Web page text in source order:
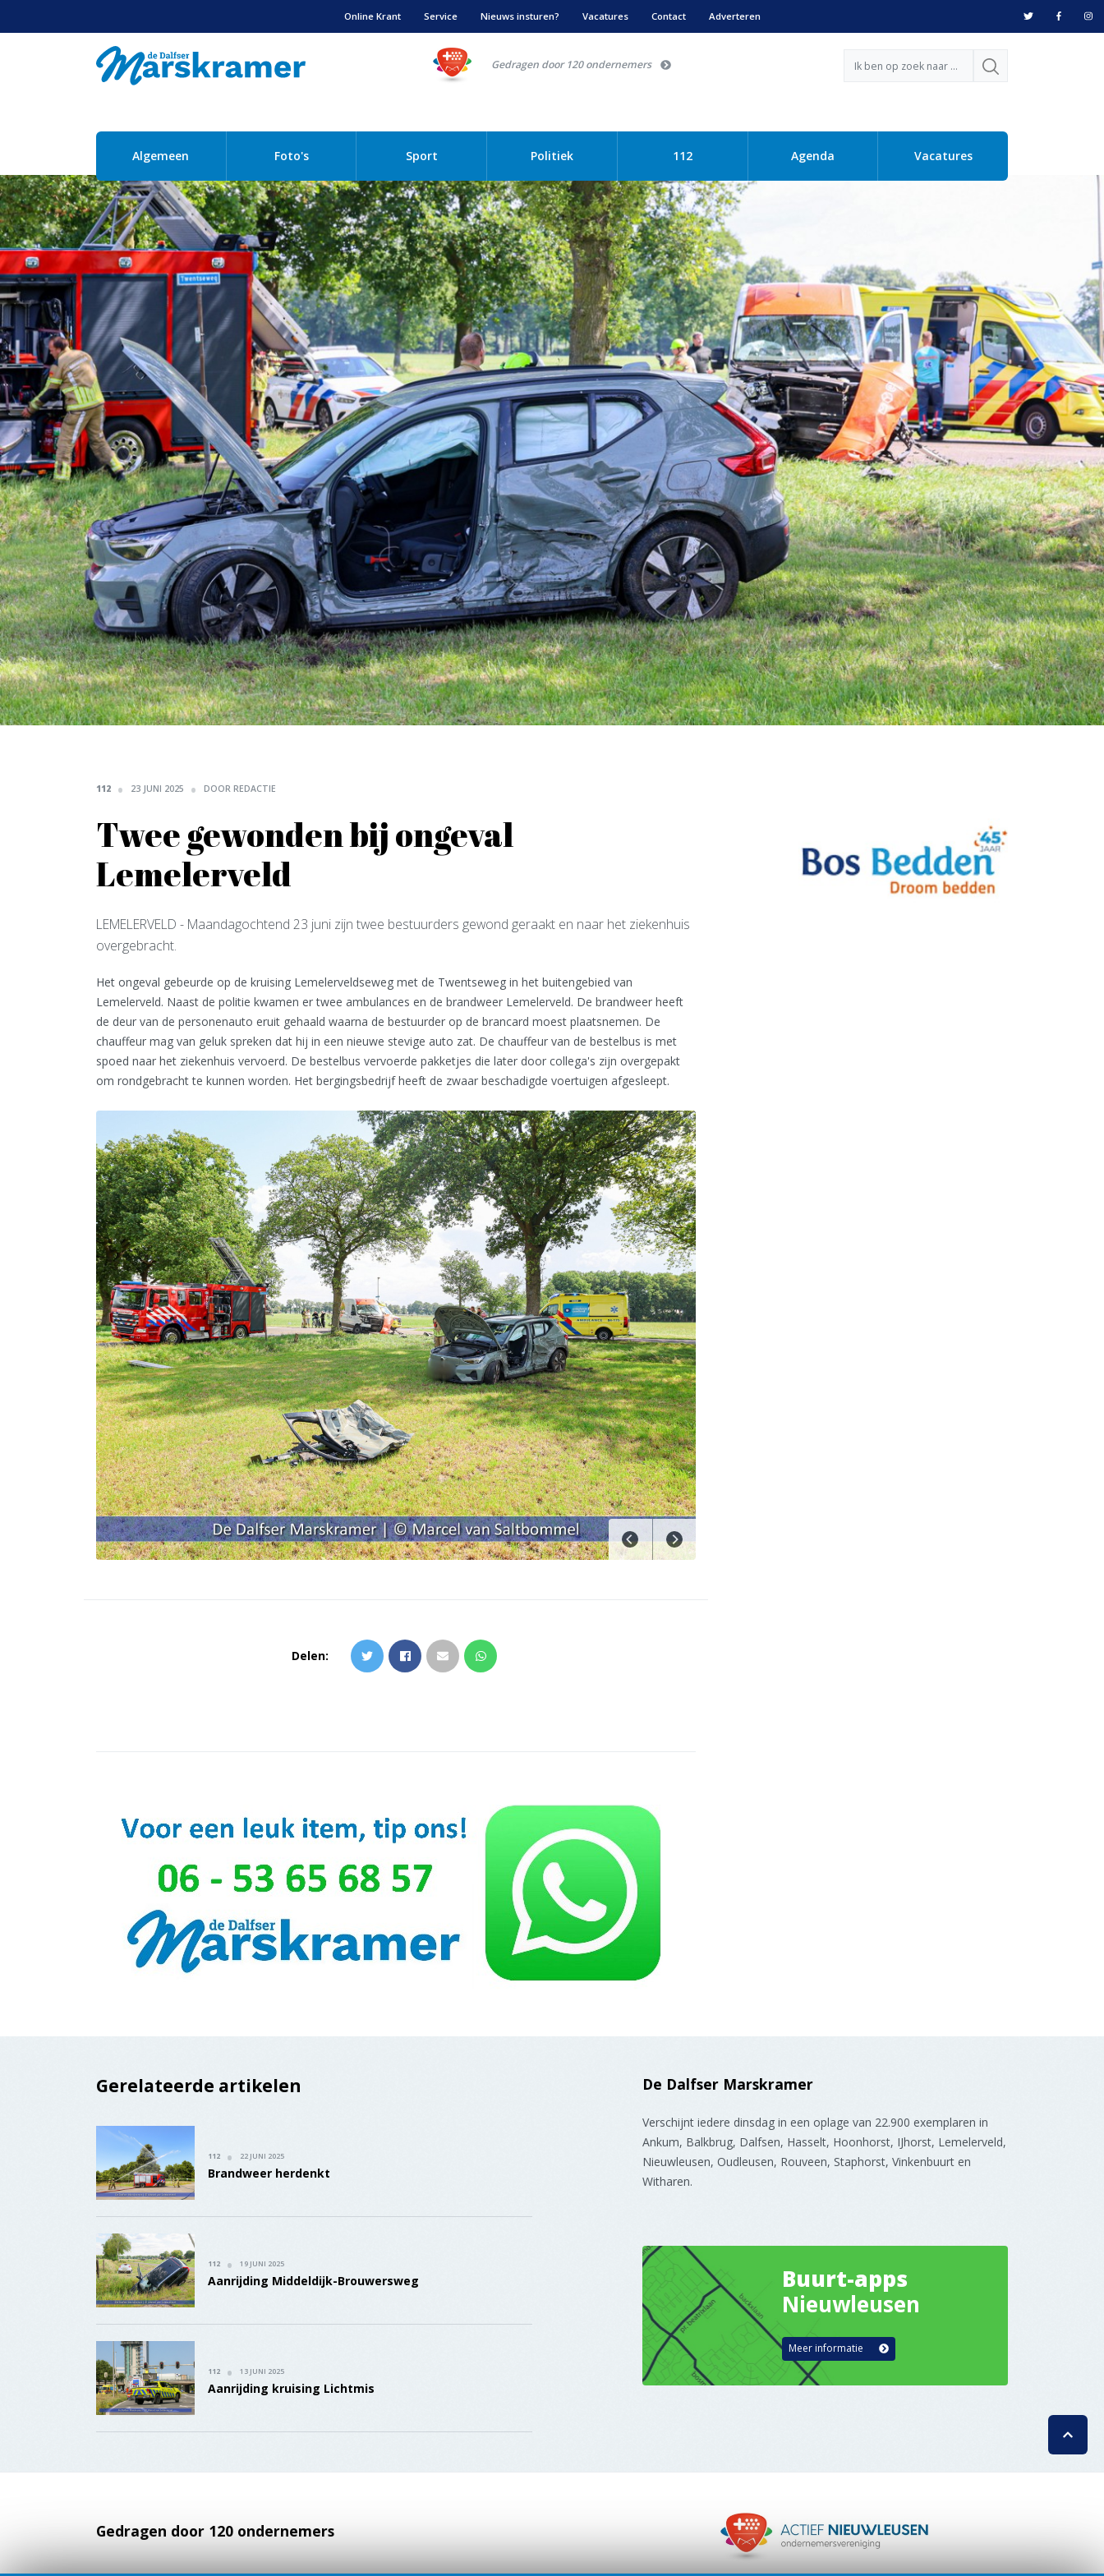
Online Krant Service Nieuws insturen? Vacatures Contact Adverteren
Gedragen door 120 ondernemers
Algemeen Foto's Sport Politiek 112 Agenda Vacatures
112 23 JUNI 2025 DOOR REDACTIE
Twee gewonden bij ongeval
Lemelerveld
LEMELERVELD - Maandagochtend 23 juni zijn twee bestuurders gewond geraakt en naar het ziekenhuis
overgebracht.
Het ongeval gebeurde op de kruising Lemelerveldseweg met de Twentseweg in het buitengebied van
Lemelerveld. Naast de politie kwamen er twee ambulances en de brandweer Lemelerveld. De brandweer heeft
de deur van de personenauto eruit gehaald waarna de bestuurder op de brancard moest plaatsnemen. De
chauffeur mag van geluk spreken dat hij in een nieuwe stevige auto zat. De chauffeur van de bestelbus is met
spoed naar het ziekenhuis vervoerd. De bestelbus vervoerde pakketjes die later door collega's zijn overgepakt
om rondgebracht te kunnen worden. Het bergingsbedrijf heeft de zwaar beschadigde voertuigen afgesleept.
Delen:
Gerelateerde artikelen
112 22 JUNI 2025
Brandweer herdenkt
112 19 JUNI 2025
Aanrijding Middeldijk-Brouwersweg
112 13 JUNI 2025
Aanrijding kruising Lichtmis
De Dalfser Marskramer
Verschijnt iedere dinsdag in een oplage van 22.900 exemplaren in
Ankum, Balkbrug, Dalfsen, Hasselt, Hoonhorst, IJhorst, Lemelerveld,
Nieuwleusen, Oudleusen, Rouveen, Staphorst, Vinkenbuurt en
Witharen.
Buurt-apps
Nieuwleusen
Meer informatie
Gedragen door 120 ondernemers